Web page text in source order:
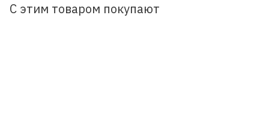
С этим товаром покупают